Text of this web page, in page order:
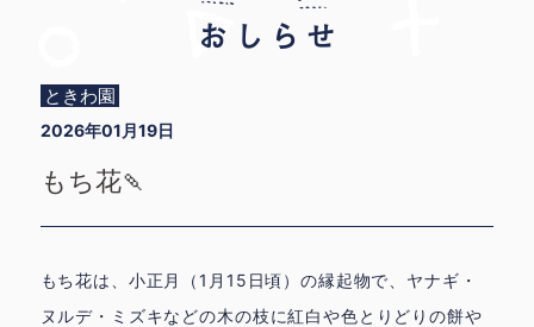
ときわ園
2026年01月19日
もち花🍡
もち花は、小正月（1月15日頃）の縁起物で、ヤナギ・
ヌルデ・ミズキなどの木の枝に紅白や色とりどりの餅や